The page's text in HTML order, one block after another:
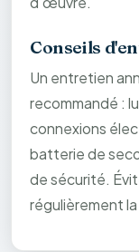
Conseils
Un entretien
recommandé :
connexions
batterie de
de sécurité.
régulièrement